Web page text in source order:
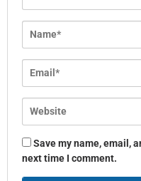
Save my name, email,
next time I comment.